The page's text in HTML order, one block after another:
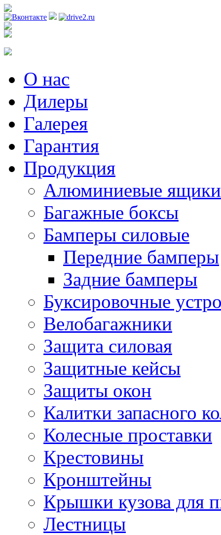
О нас
Дилеры
Галерея
Гарантия
Продукция
Алюминиевые ящики
Багажные боксы
Бамперы силовые
Передние бамперы
Задние бамперы
Буксировочные
Велобагажники
Защита силовая
Защитные кейсы
Защиты окон
Калитки запасного
Колесные проставки
Крестовины
Кронштейны
Крышки кузова для
Лестницы